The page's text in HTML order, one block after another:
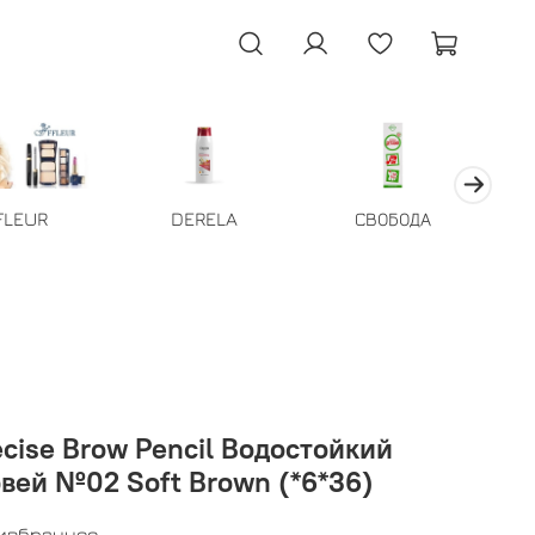
DERELA СВОБОДА
Brow Pencil Водостойкий
№02 Soft Brown (*6*36)